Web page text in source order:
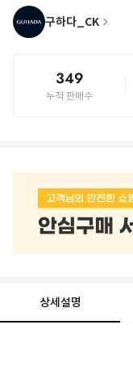
구하다_CK
349
누적 판매수
상세설명